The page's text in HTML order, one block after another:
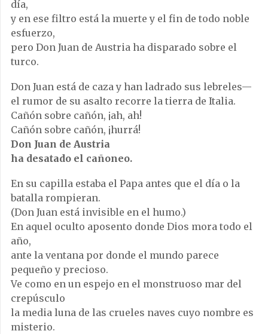
día,
y en ese filtro está la muerte y el fin de todo noble
esfuerzo,
pero Don Juan de Austria ha disparado sobre el
turco.
Don Juan está de caza y han ladrado sus lebreles—
el rumor de su asalto recorre la tierra de Italia.
Cañón sobre cañón, ¡ah, ah!
Cañón sobre cañón, ¡hurrá!
Don Juan de Austria
ha desatado el cañoneo.
En su capilla estaba el Papa antes que el día o la
batalla rompieran.
(Don Juan está invisible en el humo.)
En aquel oculto aposento donde Dios mora todo el
año,
ante la ventana por donde el mundo parece
pequeño y precioso.
Ve como en un espejo en el monstruoso mar del
crepúsculo
la media luna de las crueles naves cuyo nombre es
misterio.